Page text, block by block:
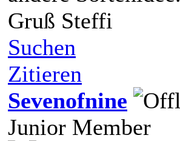
Gruß Steffi
Suchen
Zitieren
Sevenofnine
Junior Member